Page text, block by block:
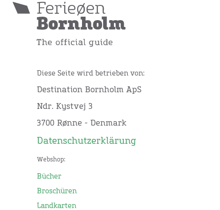
Diese Seite wird betrieben von:
Destination Bornholm ApS
Ndr. Kystvej 3
3700 Rønne - Denmark
Datenschutzerklärung
Webshop:
Bücher
Broschüren
Landkarten